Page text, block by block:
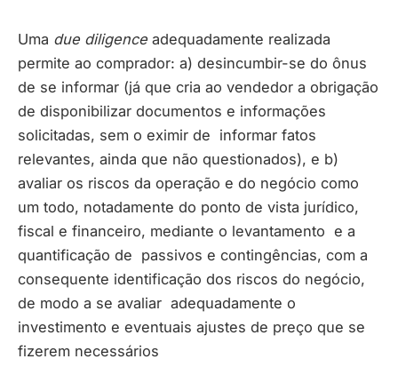
Uma due diligence adequadamente realizada
permite ao comprador: a) desincumbir-se do ônus
de se informar (já que cria ao vendedor a obrigação
de disponibilizar documentos e informações
solicitadas, sem o eximir de informar fatos
relevantes, ainda que não questionados), e b)
avaliar os riscos da operação e do negócio como
um todo, notadamente do ponto de vista jurídico,
fiscal e financeiro, mediante o levantamento e a
quantificação de passivos e contingências, com a
consequente identificação dos riscos do negócio,
de modo a se avaliar adequadamente o
investimento e eventuais ajustes de preço que se
fizerem necessários